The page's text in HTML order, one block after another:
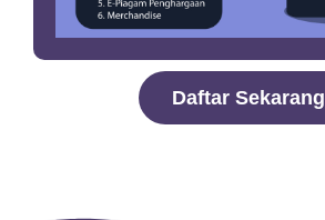
Daftar Sekarang